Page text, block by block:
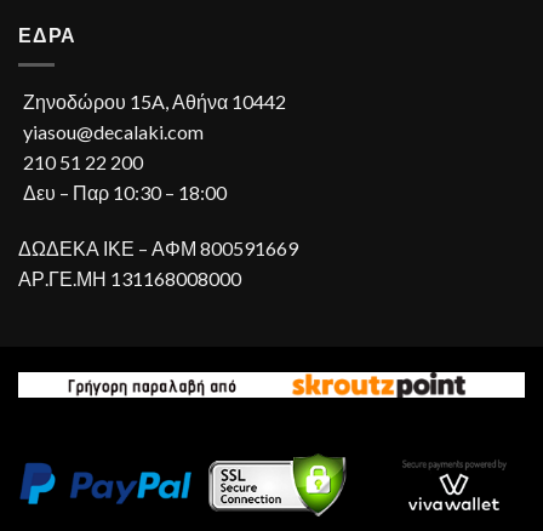
ΕΔΡΑ
Ζηνοδώρου 15A, Αθήνα 10442
yiasou@decalaki.com
210 51 22 200
Δευ – Παρ 10:30 – 18:00
ΔΩΔΕΚΑ ΙΚΕ – ΑΦΜ 800591669
ΑΡ.ΓΕ.ΜΗ 131168008000